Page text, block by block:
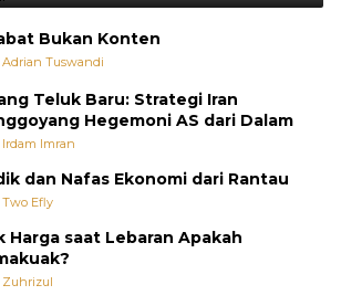
Bukan Konten
Adrian Tuswandi
Teluk Baru: Strategi Iran
Hegemoni AS dari Dalam
Irdam Imran
dan Nafas Ekonomi dari Rantau
Two Efly
Harga saat Lebaran Apakah
Zuhrizul